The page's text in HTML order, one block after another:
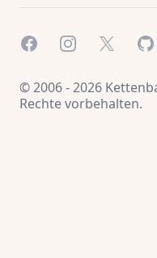
FacebookInstagramX.com
© 2006 - 2026
Rechte vorbehalten.